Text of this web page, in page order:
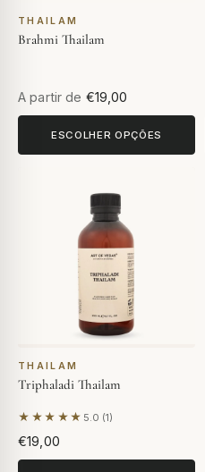
THAILAM
Brahmi Thailam
A partir de €19,00
ESCOLHER OPÇÕES
THAILAM
Triphaladi Thailam
★★★★★ 5.0 (1)
Com base em 1 avaliação
€19,00